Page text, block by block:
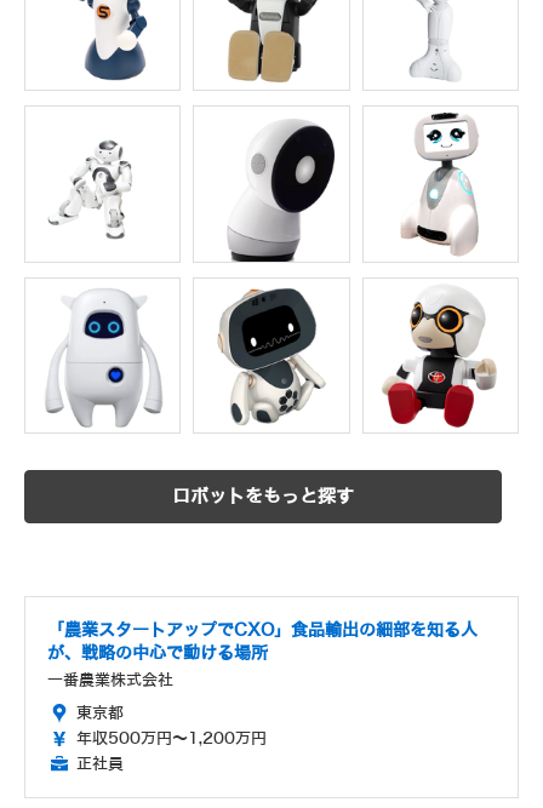
ロボットをもっと探す
「農業スタートアップでCXO」食品輸出の細部を知る人
が、戦略の中心で動ける場所
一番農業株式会社
東京都
年収500万円～1,200万円
正社員